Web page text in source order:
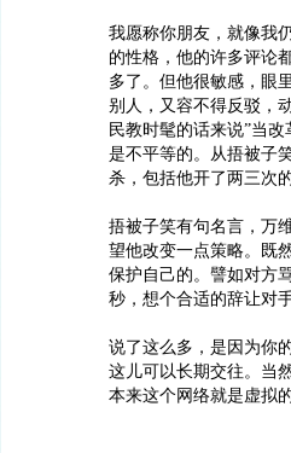
我愿称你朋友，就像我
的性格，他的许多评论
多了。但他很敏感，眼
别人，又容不得反驳，
民教时髦的话来说”当
是不平等的。从捂被子
杀，包括他开了两三次
捂被子笑有句名言，万
望他改变一点策略。既
保护自己的。譬如对方
秒，想个合适的辞让对
说了这么多，是因为你
这儿可以长期交往。当
本来这个网络就是虚拟